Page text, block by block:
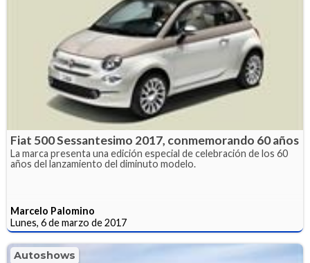
Fiat 500 Sessantesimo 2017, conmemorando 60 años
La marca presenta una edición especial de celebración de los 60
años del lanzamiento del diminuto modelo.
Marcelo Palomino
Lunes, 6 de marzo de 2017
Autoshows